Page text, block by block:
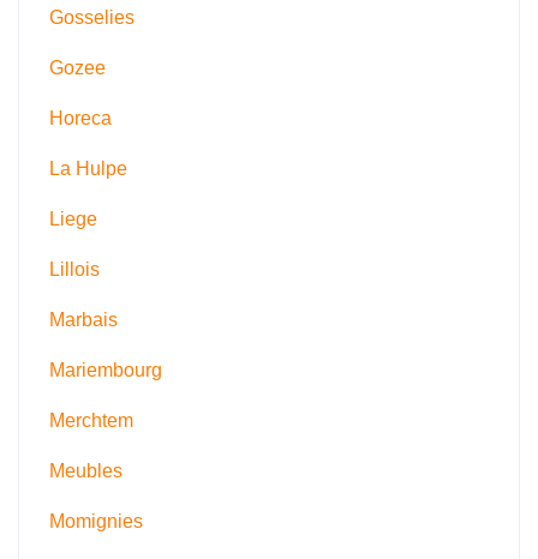
Gosselies
Gozee
Horeca
La Hulpe
Liege
Lillois
Marbais
Mariembourg
Merchtem
Meubles
Momignies